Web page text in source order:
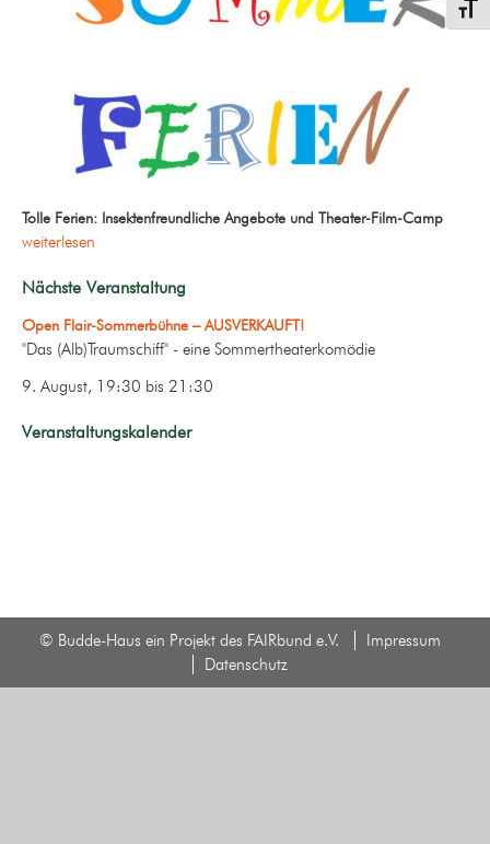
Tolle Ferien: Insektenfreundliche Angebote und Theater-Film-Camp
weiterlesen
Nächste Veranstaltung
Open Flair-Sommerbühne – AUSVERKAUFT!
"Das (Alb)Traumschiff" - eine Sommertheaterkomödie
9. August, 19:30 bis 21:30
Veranstaltungskalender
© Budde-Haus ein Projekt des FAIRbund e.V.
Impressum
Datenschutz